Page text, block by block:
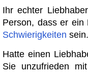
Ihr echter
Person, dass er
Schwierigkeiten sein.
Hatte einen
Sie unzufrieden